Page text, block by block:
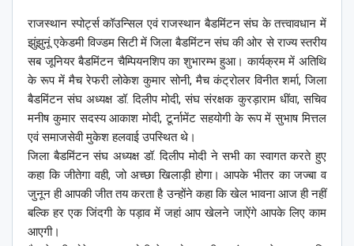
राजस्थान स्पोर्ट्स कॉउन्सिल एवं राजस्थान बैडमिंटन संघ के तत्त्वावधान में
झुंझुनूं एकेडमी विज्डम सिटी में जिला बैडमिंटन संघ की ओर से राज्य स्तरीय
सब जूनियर बैडमिंटन चैम्पियनशिप का शुभारम्भ हुआ। कार्यक्रम में अतिथि
के रूप में मैच रेफरी लोकेश कुमार सोनी, मैच कंट्रोलर विनीत शर्मा, जिला
बैडमिंटन संघ अध्यक्ष डॉ. दिलीप मोदी, संघ संरक्षक कुरड़ाराम धींवा, सचिव
मनीष कुमार सदस्य आकाश मोदी, टूर्नामेंट सहयोगी के रूप में सुभाष मित्तल
एवं समाजसेवी मुकेश हलवाई उपस्थित थे।
जिला बैडमिंटन संघ अध्यक्ष डॉ. दिलीप मोदी ने सभी का स्वागत करते हुए
कहा कि जीतेगा वही, जो अच्छा खिलाड़ी होगा। आपके भीतर का जज्बा व
जुनून ही आपकी जीत तय करता है उन्होंने कहा कि खेल भावना आज ही नहीं
बल्कि हर एक जिंदगी के पड़ाव में जहां आप खेलने जाऐंगे आपके लिए काम
आएगी।